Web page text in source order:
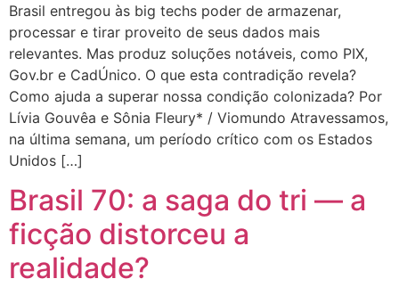
Brasil entregou às big techs poder de armazenar,
processar e tirar proveito de seus dados mais
relevantes. Mas produz soluções notáveis, como PIX,
Gov.br e CadÚnico. O que esta contradição revela?
Como ajuda a superar nossa condição colonizada? Por
Lívia Gouvêa e Sônia Fleury* / Viomundo Atravessamos,
na última semana, um período crítico com os Estados
Unidos […]
Brasil 70: a saga do tri — a
ficção distorceu a
realidade?